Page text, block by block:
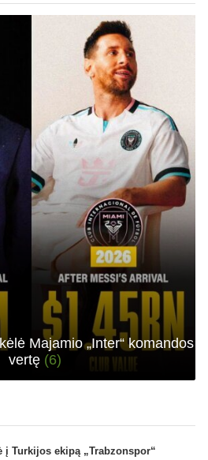
Majamio „Inter“ komandos
vertę (6)
Turkijos ekipą „Trabzonspor“